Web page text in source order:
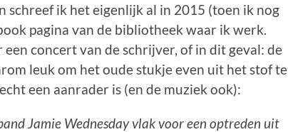
schreef ik het eigenlijk al in 2015 (toen ik nog
pagina van de bibliotheek waar ik werk.
concert van de schrijver, of in dit geval: de
leuk om het oude stukje even uit het stof te
een aanrader is (en de muziek ook):
Jamie Wednesday vlak voor een optreden uit